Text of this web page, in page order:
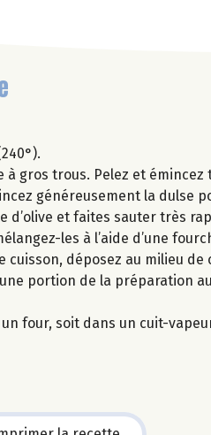
gros trous. Pelez et émincez
généreusement la
d’olive et faites sauter très
les à l’aide d’une
déposez au milieu
portion de la préparation
four, soit dans un cuit-